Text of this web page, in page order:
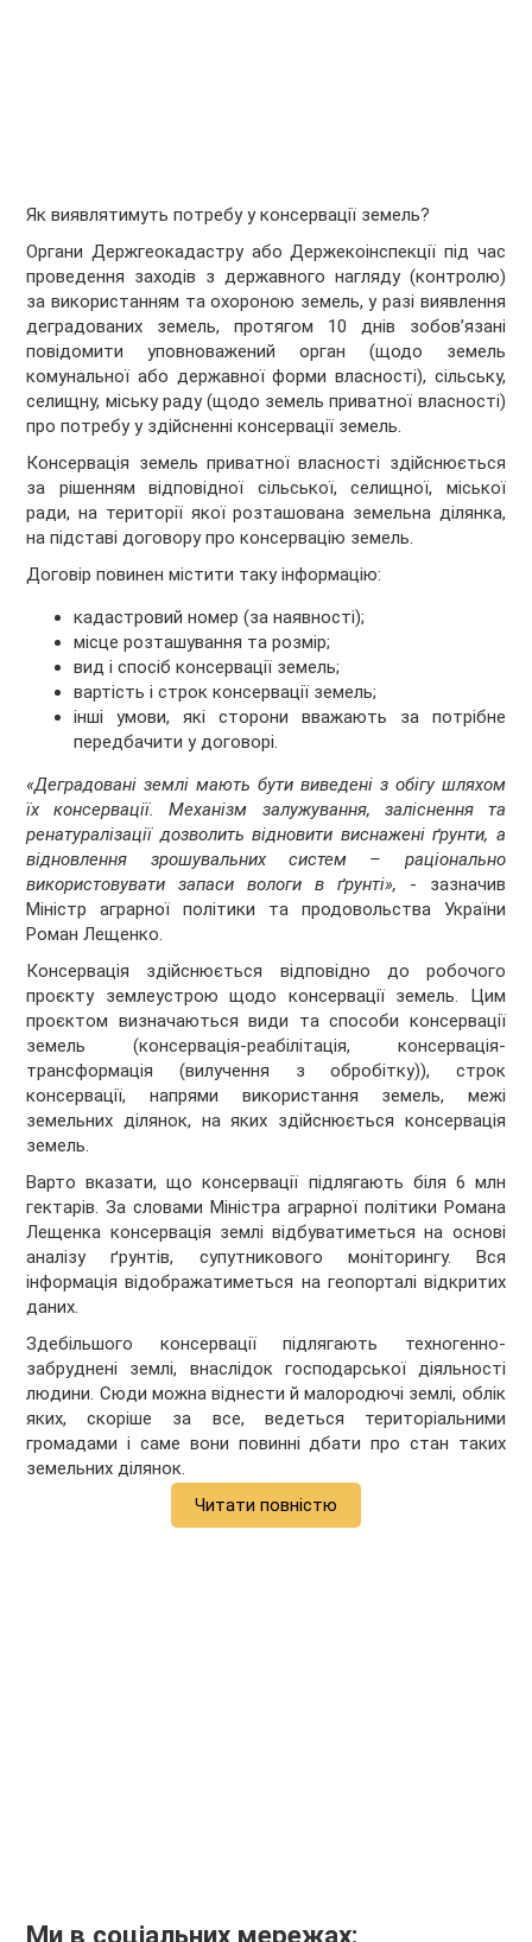
Як виявлятимуть потребу у консервації земель?
Органи Держгеокадастру або Держекоінспекції під час
проведення заходів з державного нагляду (контролю)
за використанням та охороною земель, у разі виявлення
деградованих земель, протягом 10 днів зобов’язані
повідомити уповноважений орган (щодо земель
комунальної або державної форми власності), сільську,
селищну, міську раду (щодо земель приватної власності)
про потребу у здійсненні консервації земель.
Консервація земель приватної власності здійснюється
за рішенням відповідної сільської, селищної, міської
ради, на території якої розташована земельна ділянка,
на підставі договору про консервацію земель.
Договір повинен містити таку інформацію:
кадастровий номер (за наявності);
місце розташування та розмір;
вид і спосіб консервації земель;
вартість і строк консервації земель;
інші умови, які сторони вважають за потрібне
передбачити у договорі.
«Деградовані землі мають бути виведені з обігу шляхом
їх консервації. Механізм залужування, заліснення та
ренатуралізації дозволить відновити виснажені ґрунти, а
відновлення зрошувальних систем – раціонально
використовувати запаси вологи в ґрунті», - зазначив
Міністр аграрної політики та продовольства України
Роман Лещенко.
Консервація здійснюється відповідно до робочого
проєкту землеустрою щодо консервації земель. Цим
проєктом визначаються види та способи консервації
земель (консервація-реабілітація, консервація-
трансформація (вилучення з обробітку)), строк
консервації, напрями використання земель, межі
земельних ділянок, на яких здійснюється консервація
земель.
Варто вказати, що консервації підлягають біля 6 млн
гектарів. За словами Міністра аграрної політики Романа
Лещенка консервація землі відбуватиметься на основі
аналізу ґрунтів, супутникового моніторингу. Вся
інформація відображатиметься на геопорталі відкритих
даних.
Здебільшого консервації підлягають техногенно-
забруднені землі, внаслідок господарської діяльності
людини. Сюди можна віднести й малородючі землі, облік
яких, скоріше за все, ведеться територіальними
громадами і саме вони повинні дбати про стан таких
земельних ділянок.
Читати повністю
Ми в соціальних мережах: